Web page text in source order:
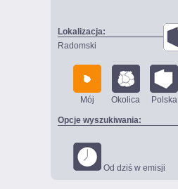
Lokalizacja:
Radomski
Mój Okolica Polska
Opcje wyszukiwania:
Od dziś w emisji